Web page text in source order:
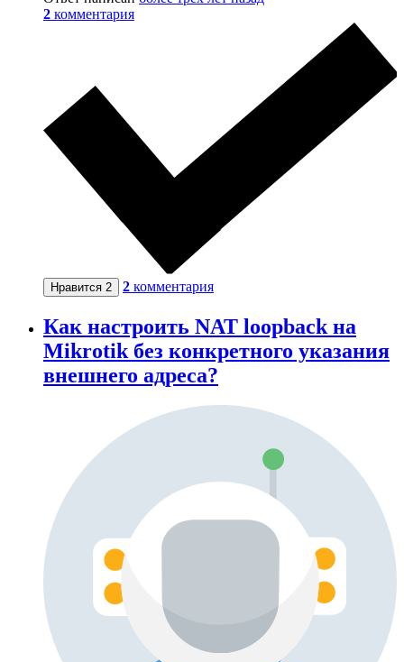
2 комментария
Нравится 2 2 комментария
Как настроить NAT loopback на
Mikrotik без конкретного указания
внешнего адреса?